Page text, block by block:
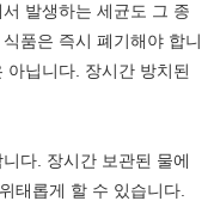
발생하는 세균도 그 종
품은 즉시 폐기해야 합니
아닙니다. 장시간 방치된
다. 장시간 보관된 물에
태롭게 할 수 있습니다.